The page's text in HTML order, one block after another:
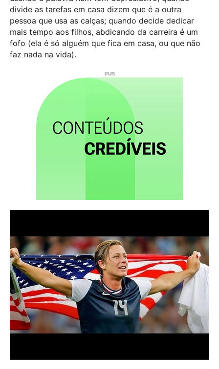
divide as tarefas em casa dizem que é a outra
pessoa que usa as calças; quando decide dedicar
mais tempo aos filhos, abdicando da carreira é um
fofo (ela é só alguém que fica em casa, ou que não
faz nada na vida).